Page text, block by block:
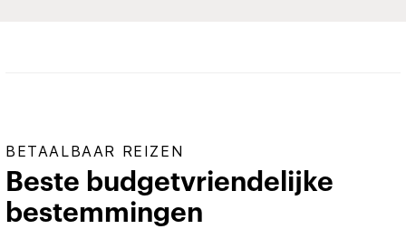
BETAALBAAR REIZEN
Beste budgetvriendelijke
bestemmingen